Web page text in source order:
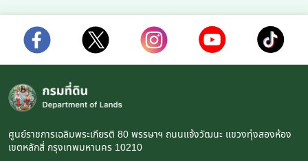
ศูนย์ราชการเฉลิมพระเกียรติ 80 พรรษาฯ ถนนแจ้งวัฒนะ แขวงทุ่งสองห้อง
เขตหลักสี่ กรุงเทพมหานคร 10210